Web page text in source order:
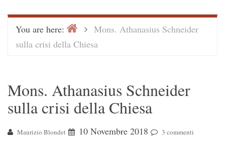
You are here: HomeMons. Athanasius Schneider
sulla crisi della Chiesa
Mons. Athanasius Schneider
sulla crisi della Chiesa
Maurizio Blondet 10 Novembre 2018 3 commenti